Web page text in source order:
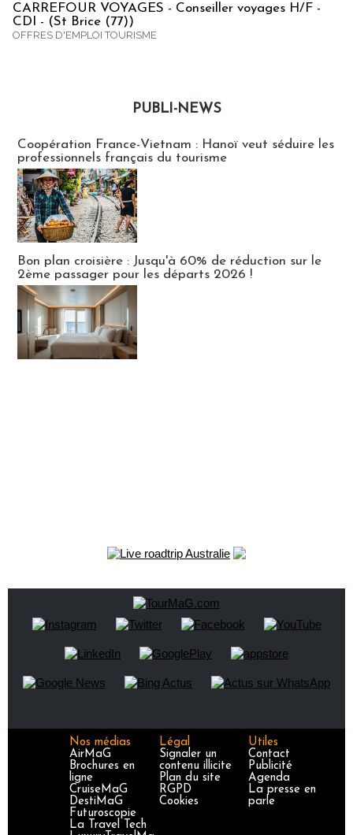
CARREFOUR VOYAGES - Conseiller voyages H/F -
CDI - (St Brice (77))
OFFRES D'EMPLOI TOURISME
PUBLI-NEWS
Coopération France-Vietnam : Hanoï veut séduire les
professionnels français du tourisme
Bon plan croisière : Jusqu'à 60% de réduction sur le
2ème passager pour les départs 2026 !
Nos médias
AirMaG
Brochures en
ligne
CruiseMaG
DestiMaG
Futuroscopie
La Travel Tech
Légal
Signaler un
contenu illicite
Plan du site
RGPD
Cookies
Utiles
Contact
Publicité
Agenda
La presse en
parle